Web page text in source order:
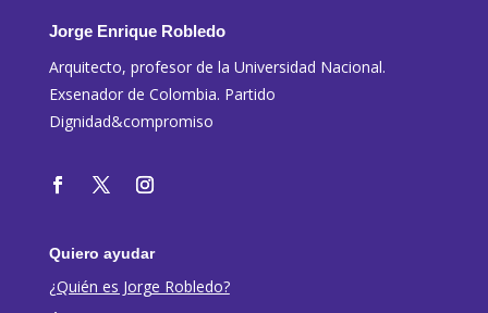
Jorge Enrique Robledo
Arquitecto, profesor de la Universidad Nacional.
Exsenador de Colombia. Partido
Dignidad&compromiso
Quiero ayudar
¿Quién es Jorge Robledo?